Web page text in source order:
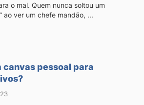
o mal. Quem nunca soltou um
ao ver um chefe mandão, ...
canvas pessoal para